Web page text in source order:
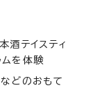
酒テイスティ
ムを体験
どのおもて